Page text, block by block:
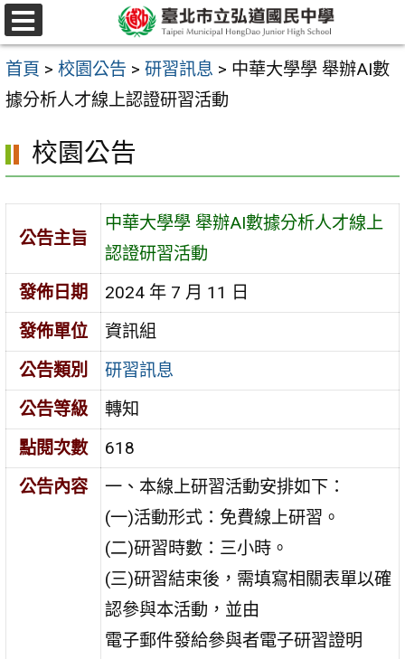
跳
至
主
要
容
區
選
單
首頁 > 校園公告 > 研習訊息 > 中華大學學 舉辦AI數
據分析人才線上認證研習活動
校園公告
公告主旨
中華大學學 舉辦AI數據分析人才線上
認證研習活動
發佈日期
2024 年 7 月 11 日
發佈單位
資訊組
公告類別
研習訊息
公告等級
轉知
點閱次數
618
公告內容
一、本線上研習活動安排如下：
(一)活動形式：免費線上研習。
(二)研習時數：三小時。
(三)研習結束後，需填寫相關表單以確
認參與本活動，並由
電子郵件發給參與者電子研習證明